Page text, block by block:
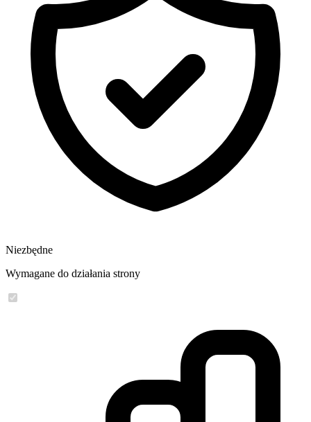
Niezbędne
Wymagane do działania strony